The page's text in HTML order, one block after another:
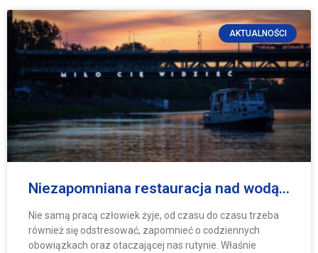
AKTUALNOŚCI
Niezapomniana restauracja nad wodą…
Nie samą pracą człowiek żyje, od czasu do czasu trzeba
również się odstresować, zapomnieć o codziennych
obowiązkach oraz otaczającej nas rutynie. Właśnie